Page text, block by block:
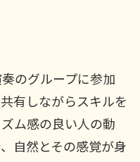
のグループに参加
有しながらスキルを
ム感の良い人の動
自然とその感覚が身